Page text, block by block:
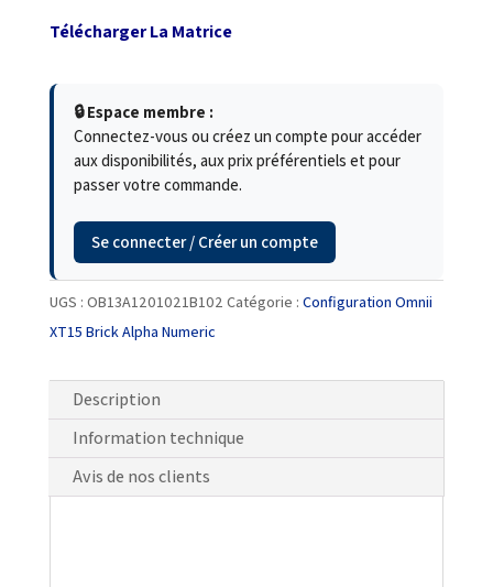
Télécharger La Matrice
🔒 Espace membre :
Connectez-vous ou créez un compte pour accéder
aux disponibilités, aux prix préférentiels et pour
passer votre commande.
Se connecter / Créer un compte
UGS : OB13A1201021B102 Catégorie : Configuration Omnii
XT15 Brick Alpha Numeric
Description
Information technique
Avis de nos clients